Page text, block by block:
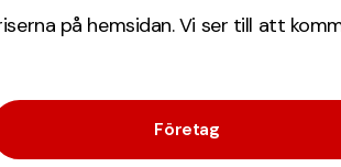
på hemsidan. Vi ser till att
Företag